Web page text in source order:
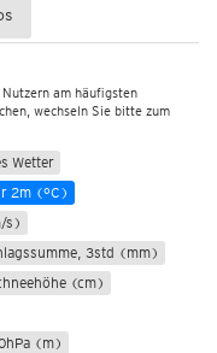
am häufigsten
wechseln Sie bitte zum
Wetter
2m (°C)
s)
3std (mm)
(cm)
(m)